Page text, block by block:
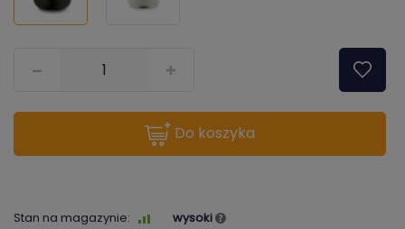
do koszyka
Stan na magazynie:
wysoki